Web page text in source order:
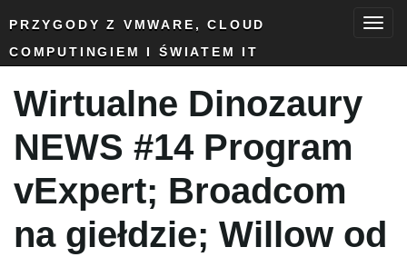
PRZYGODY Z VMWARE, CLOUD
COMPUTINGIEM I ŚWIATEM IT
Wirtualne Dinozaury
NEWS #14 Program
vExpert; Broadcom
na giełdzie; Willow od